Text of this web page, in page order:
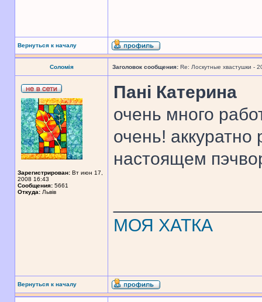
Вернуться к началу
Соломія Заголовок сообщения: Re: Лоскутные хвастушки -
Зарегистрирован: Вт июн 17,
2008 16:43
Сообщения: 5661
Откуда: Львів
Панi Катерина
очень много
очень! аккуратно
настоящем
МОЯ ХАТКА
Вернуться к началу